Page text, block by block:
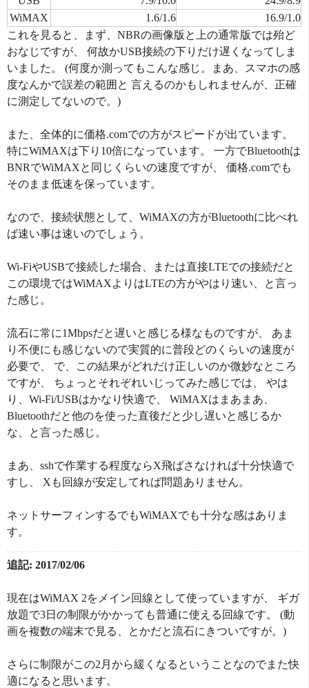
WiMAX
1.6/1.6
16.9/1.0
これを見ると、まず、NBRの画像版と上の通常版では殆ど
おなじですが、 何故かUSB接続の下りだけ遅くなってしま
いました。 (何度か測ってもこんな感じ。まあ、スマホの感
度なんかで誤差の範囲と 言えるのかもしれませんが、正確
に測定してないので。)
また、全体的に価格.comでの方がスピードが出ています。
特にWiMAXは下り10倍になっています。 一方でBluetoothは
BNRでWiMAXと同じくらいの速度ですが、 価格.comでも
そのまま低速を保っています。
なので、接続状態として、WiMAXの方がBluetoothに比べれ
ば速い事は速いのでしょう。
Wi-FiやUSBで接続した場合、または直接LTEでの接続だと
この環境ではWiMAXよりはLTEの方がやはり速い、と言っ
た感じ。
流石に常に1Mbpsだと遅いと感じる様なものですが、 あま
り不便にも感じないので実質的に普段どのくらいの速度が
必要で、 で、この結果がどれだけ正しいのか微妙なところ
ですが、 ちょっとそれぞれいじってみた感じでは、 やは
り、Wi-Fi/USBはかなり快適で、 WiMAXはまあまあ、
Bluetoothだと他のを使った直後だと少し遅いと感じるか
な、と言った感じ。
まあ、sshで作業する程度ならX飛ばさなければ十分快適で
すし、 Xも回線が安定してれば問題ありません。
ネットサーフィンするでもWiMAXでも十分な感はありま
す。
追記: 2017/02/06
現在はWiMAX 2をメイン回線として使っていますが、 ギガ
放題で3日の制限がかかっても普通に使える回線です。 (動
画を複数の端末で見る、とかだと流石にきついですが。)
さらに制限がこの2月から緩くなるということなのでまた快
適になると思います。